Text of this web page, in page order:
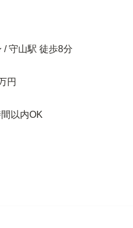
/ 守山駅 徒歩8分
円
以内OK